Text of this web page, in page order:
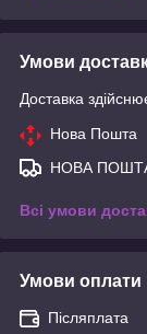
Умови
Доставка
Нова Пошта
НОВА
Всі умови
Умови оплати
Післяплата